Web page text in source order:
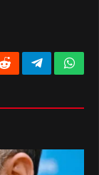
RedditTelegram